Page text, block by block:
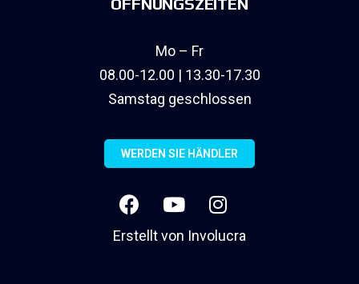
ÖFFNUNGSZEITEN
Mo – Fr
08.00-12.00 | 13.30-17.30
Samstag geschlossen
WERDEN SIE HÄNDLER
Erstellt von Involucra